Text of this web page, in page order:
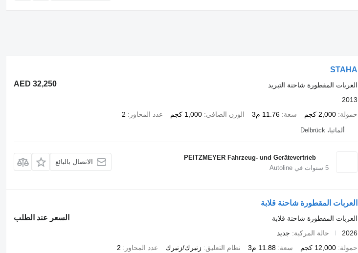
STAHA
AED 32,250
العربات المقطورة شاحنة التبريد
2013
حمولة 2,000 كجم سعة 11.76 م3 الوزن الصافي 1,000 كجم عدد المحاور 2
ألمانيا، Delbrück
PEITZMEYER Fahrzeug- und Gerätevertrieb
5سنوات في Autoline
الاتصال بالبائع
العربات المقطورة شاحنة قلابة
السعر عند الطلب
العربات المقطورة شاحنة قلابة
2026
حالة المركبة
جديد
حمولة 12,000 كجم سعة 11.88 م3 نظام التعليق زنبرك/زنبرك عدد المحاور
2